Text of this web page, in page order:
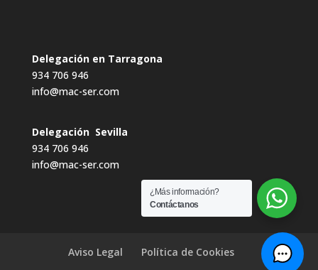
Delegación en Tarragona
934 706 946
info@mac-ser.com
Delegación Sevilla
934 706 946
info@mac-ser.com
Aviso Legal Política de Cookies
¿Más información?
Contáctanos